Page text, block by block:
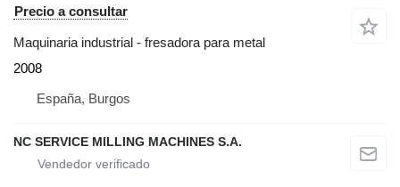
Precio a consultar
Maquinaria industrial - fresadora para metal
2008
España, Burgos
NC SERVICE MILLING MACHINES S.A.